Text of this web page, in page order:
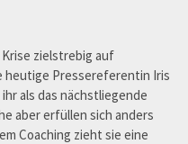
zielstrebig auf
Pressereferentin Iris
als das nächstliegende
aber erfüllen sich anders
Coaching zieht sie eine